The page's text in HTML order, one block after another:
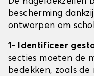
bescherming
ontworpen om
1- Identificeer
secties moeten de
bedekken, zoals